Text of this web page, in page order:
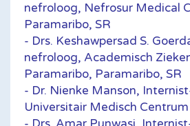
nefroloog, Nefrosur Medical
Paramaribo, SR
- Drs. Keshawpersad S.
nefroloog, Academisch
Paramaribo, Paramaribo, SR
- Dr. Nienke Manson,
Universitair Medisch